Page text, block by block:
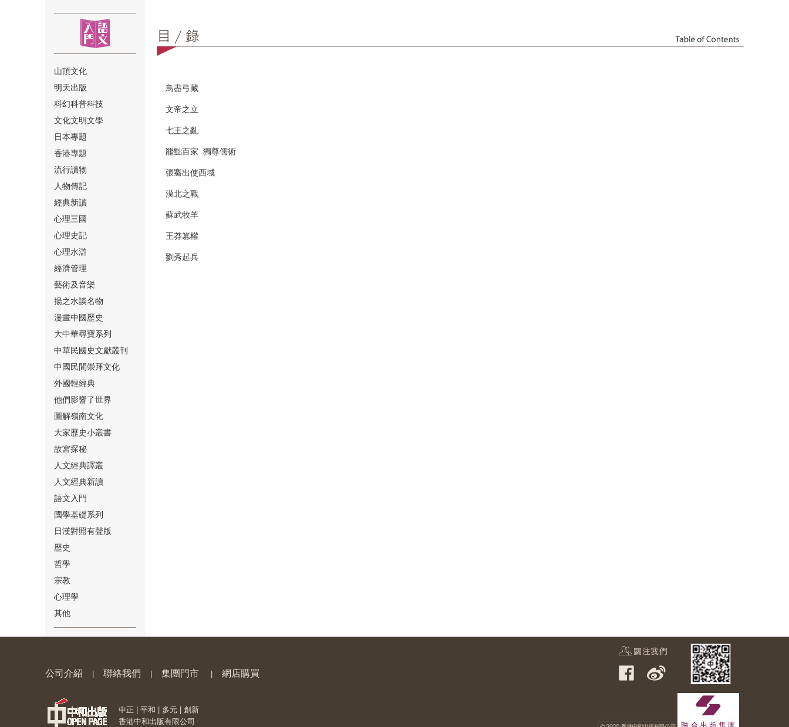
⑫
⑬
⑭
⑮
⑯
⑰
⑱
⑳
山頂文化
明天出版
科幻科普科技
文化文明文學
日本專題
香港專題
流行讀物
人物傳記
經典新讀
心理三國
心理史記
心理水滸
經濟管理
藝術及音樂
揚之水談名物
漫畫中國歷史
大中華尋寶系列
中華民國史文獻叢刊
中國民間崇拜文化
外國輕經典
他們影響了世界
圖解嶺南文化
大家歷史小叢書
故宮探秘
人文經典譯叢
人文經典新讀
語文入門
國學基礎系列
日漢對照有聲版
歷史
哲學
宗教
心理學
其他
鳥盡弓藏
文帝之立
七王之亂
罷黜百家 獨尊儒術
張騫出使西域
漠北之戰
蘇武牧羊
王莽篡權
劉秀起兵
公司介紹 聯絡我們 集團門市 網店購買
中正 | 平和 | 多元 | 創新
香港中和出版有限公司